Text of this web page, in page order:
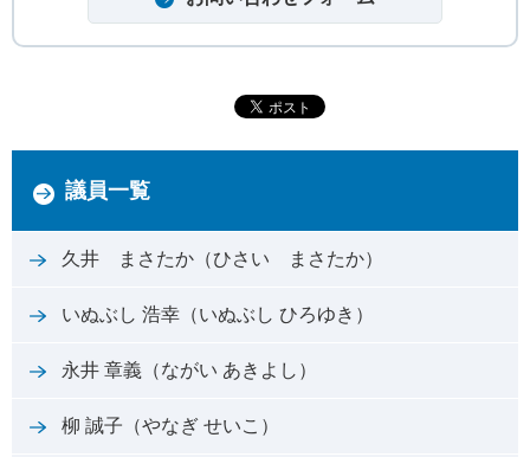
議員一覧
久井 まさたか（ひさい まさたか）
いぬぶし 浩幸（いぬぶし ひろゆき）
永井 章義（ながい あきよし）
柳 誠子（やなぎ せいこ）